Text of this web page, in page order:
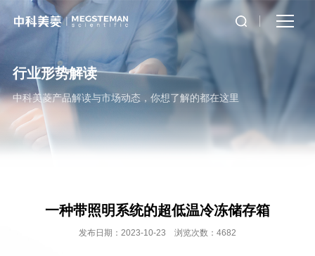
行业形势解读
中科美菱产品解读与市场动态，你想了解的都在这里
一种带照明系统的超低温冷冻储存箱
发布日期：2023-10-23 浏览次数：4682